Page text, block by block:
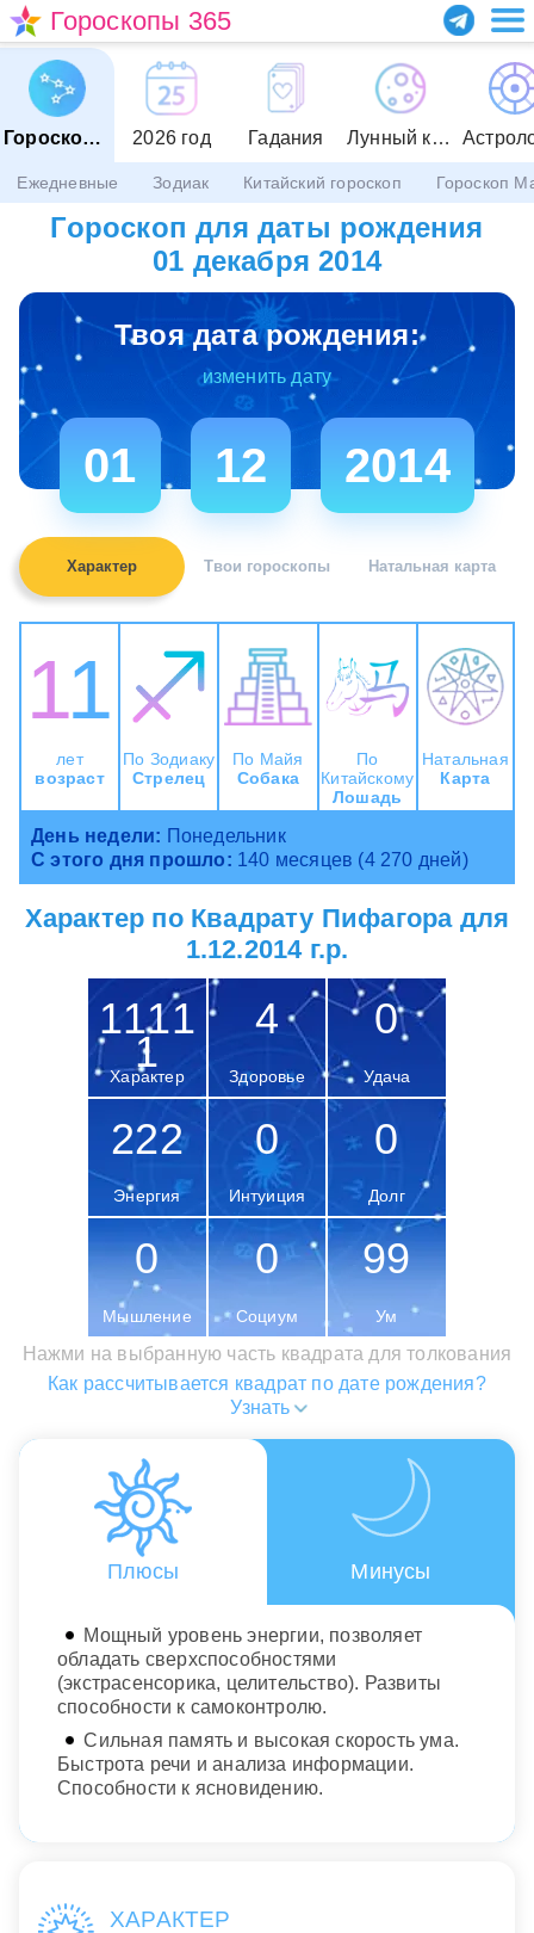
Гороскопы 365
Гороскопы 2026 год Гадания Лунный календарь
Ежедневные Зодиак Китайский гороскоп Гороскоп
Гороскоп для даты рождения
01 декабря 2014
Твоя дата рождения:
изменить дату
01 12 2014
Характер Твои гороскопы Натальная карта
11
лет
возраст
По Зодиаку
Стрелец
По Майя
Собака
По
Китайскому
Лошадь
Натальная
Карта
День недели: Понедельник
С этого дня прошло: 140 месяцев (4 270 дней)
Характер по Квадрату Пифагора для
1.12.2014 г.р.
1111
1
Характер
4
Здоровье
0
Удача
222
Энергия
0
Интуиция
0
Долг
0
Мышление
0
Социум
99
Ум
Нажми на выбранную часть квадрата для толкования
Как рассчитывается квадрат по дате рождения?
Узнать
Плюсы Минусы
Мощный уровень энергии, позволяет
обладать сверхспособностями
(экстрасенсорика, целительство). Развиты
способности к самоконтролю.
Сильная память и высокая скорость ума.
Быстрота речи и анализа информации.
Способности к ясновидению.
ХАРАКТЕР